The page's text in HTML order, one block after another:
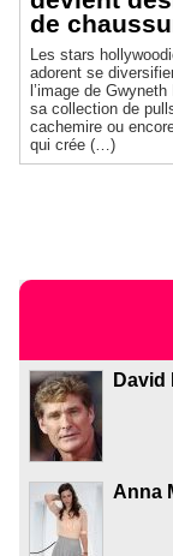
de
Les stars
adorent se
l’image de
sa collection de
cachemire ou
qui crée (…)
David
Anna